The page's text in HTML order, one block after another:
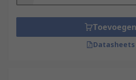
overcurrent than non-fused DIN
They are usually used to protect
Toevoegen
Datasheets